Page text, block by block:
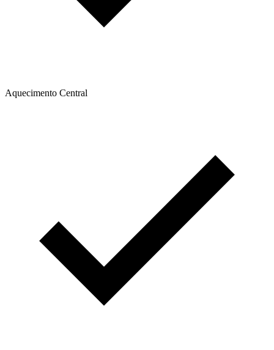
Aquecimento Central